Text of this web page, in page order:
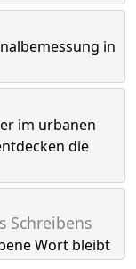
in
im urbanen
die
Schreibens
Wort bleibt